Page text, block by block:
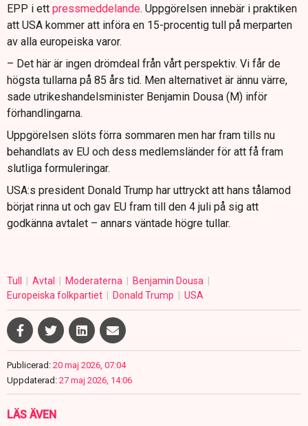
EPP i ett pressmeddelande. Uppgörelsen innebär i praktiken
att USA kommer att införa en 15-procentig tull på merparten
av alla europeiska varor.
– Det här är ingen drömdeal från vårt perspektiv. Vi får de
högsta tullarna på 85 års tid. Men alternativet är ännu värre,
sade utrikeshandelsminister Benjamin Dousa (M) inför
förhandlingarna.
Uppgörelsen slöts förra sommaren men har fram tills nu
behandlats av EU och dess medlemsländer för att få fram
slutliga formuleringar.
USA:s president Donald Trump har uttryckt att hans tålamod
börjat rinna ut och gav EU fram till den 4 juli på sig att
godkänna avtalet – annars väntade högre tullar.
Tull Avtal Moderaterna
Benjamin Dousa
Europeiska folkpartiet
Donald Trump USA
Publicerad: 20 maj 2026, 07:04
Uppdaterad: 27 maj 2026, 14:06
LÄS ÄVEN